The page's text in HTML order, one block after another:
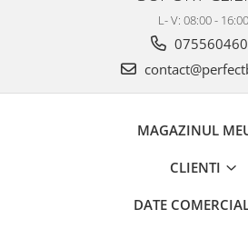
L- V: 08:00 - 16:00
MAGAZINUL
CLIENTI
DATE